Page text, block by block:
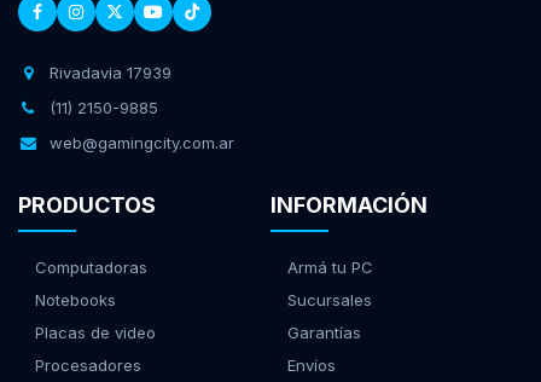
Rivadavia 17939
(11) 2150-9885
web@gamingcity.com.ar
PRODUCTOS
Computadoras
Notebooks
Placas de video
Procesadores
INFORMACIÓN
Armá tu PC
Sucursales
Garantías
Envíos